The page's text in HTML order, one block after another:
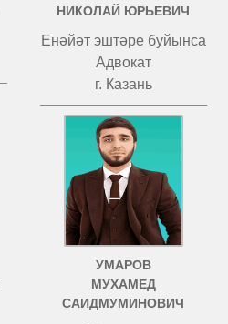
НИКОЛАЙ ЮРЬЕВИЧ
Енәйәт эштәре буйынса
Адвокат
г. Казань
УМАРОВ
МУХАМЕД
САИДМУМИНОВИЧ